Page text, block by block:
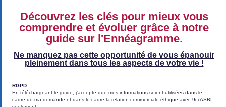
Conditions générales et Politique de
confidentialité
Politique de confidentialité
Conditions générales de vente (CGV)